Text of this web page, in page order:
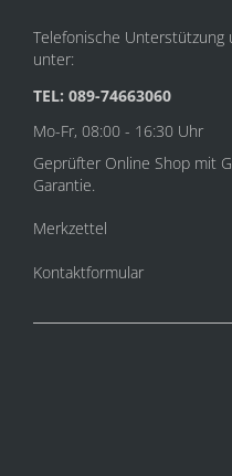
Telefonische Unterstützung
unter:
TEL: 089-74663060
Mo-Fr, 08:00 - 16:30 Uhr
Geprüfter Online Shop mit
Garantie.
Merkzettel
Kontaktformular